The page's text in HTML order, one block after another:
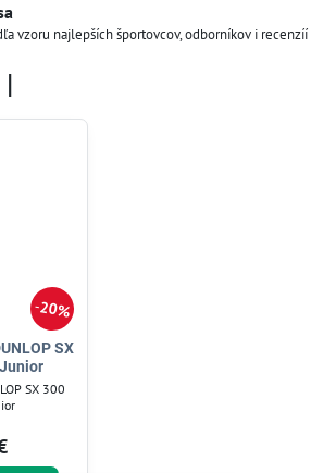
vzoru najlepších športovcov, odborníkov i recenzíí
20%
SX
SX 300